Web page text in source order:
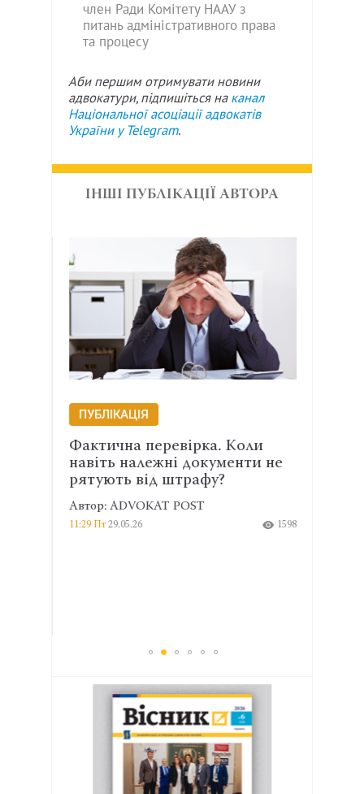
член Ради Комітету НААУ з
питань адміністративного права
та процесу
Аби першим отримувати новини
адвокатури, підпишіться на канал
Національної асоціації адвокатів
України у Telegram.
ІНШІ ПУБЛІКАЦІЇ АВТОРА
ПУБЛІКАЦІЯ
Фактична перевірка. Коли
навіть належні документи не
рятують від штрафу?
Автор: ADVOKAT POST
11:29 Пт29.05.26 1598